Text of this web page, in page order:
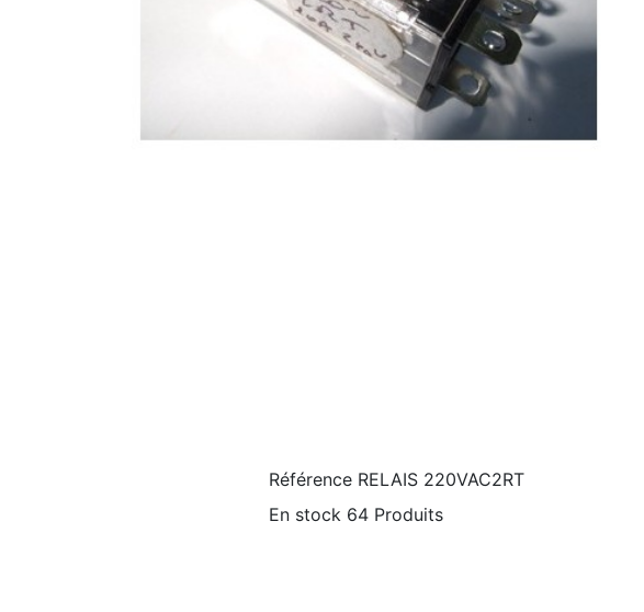
Référence RELAIS 220VAC2RT
En stock 64 Produits